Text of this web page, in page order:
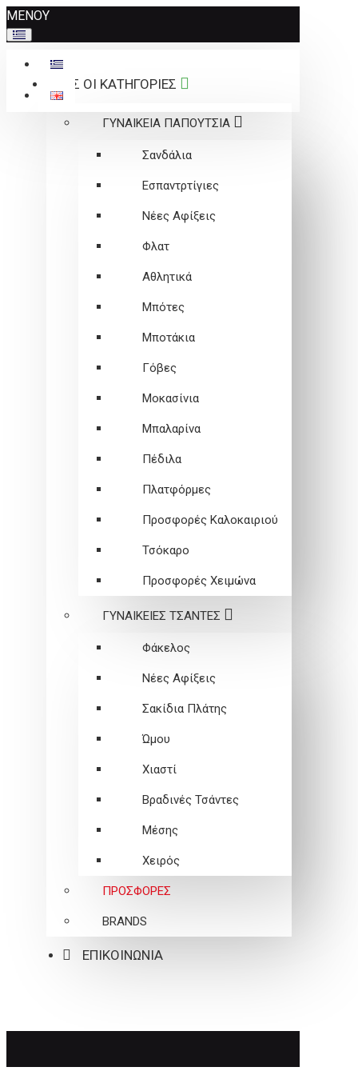
Σημείωση:
Αυτός
ο
ιστότοπος
περιλαμβάνει
ΜΕΝΟΥ
ΟΛΕΣ ΟΙ ΚΑΤΗΓΟΡΙΕΣ
ΓΥΝΑΙΚΕΙΑ ΠΑΠΟΥΤΣΙΑ
Σανδάλια
Εσπαντρτίγιες
Νέες Αφίξεις
Φλατ
Αθλητικά
Μπότες
Μποτάκια
Γόβες
Μοκασίνια
Μπαλαρίνα
Πέδιλα
Πλατφόρμες
Προσφορές Καλοκαιριού
Τσόκαρο
Προσφορές Χειμώνα
ΓΥΝΑΙΚΕΙEΣ ΤΣΑΝΤΕΣ
Φάκελος
Νέες Αφίξεις
Σακίδια Πλάτης
Ώμου
Χιαστί
Βραδινές Τσάντες
Μέσης
Χειρός
ΠΡΟΣΦΟΡΕΣ
BRANDS
ΕΠΙΚΟΙΝΩΝΙΑ